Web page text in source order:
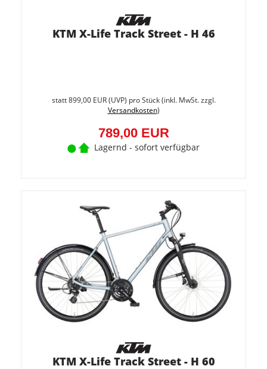
KTM X-Life Track Street - H 46
statt899,00 EUR(UVP) pro Stück (inkl. MwSt. zzgl.
Versandkosten)
789,00 EUR
Lagernd - sofort verfügbar
KTM X-Life Track Street - H 60